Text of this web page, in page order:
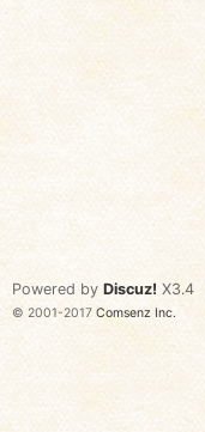
Powered by Discuz! X3.4
© 2001-2017 Comsenz Inc.